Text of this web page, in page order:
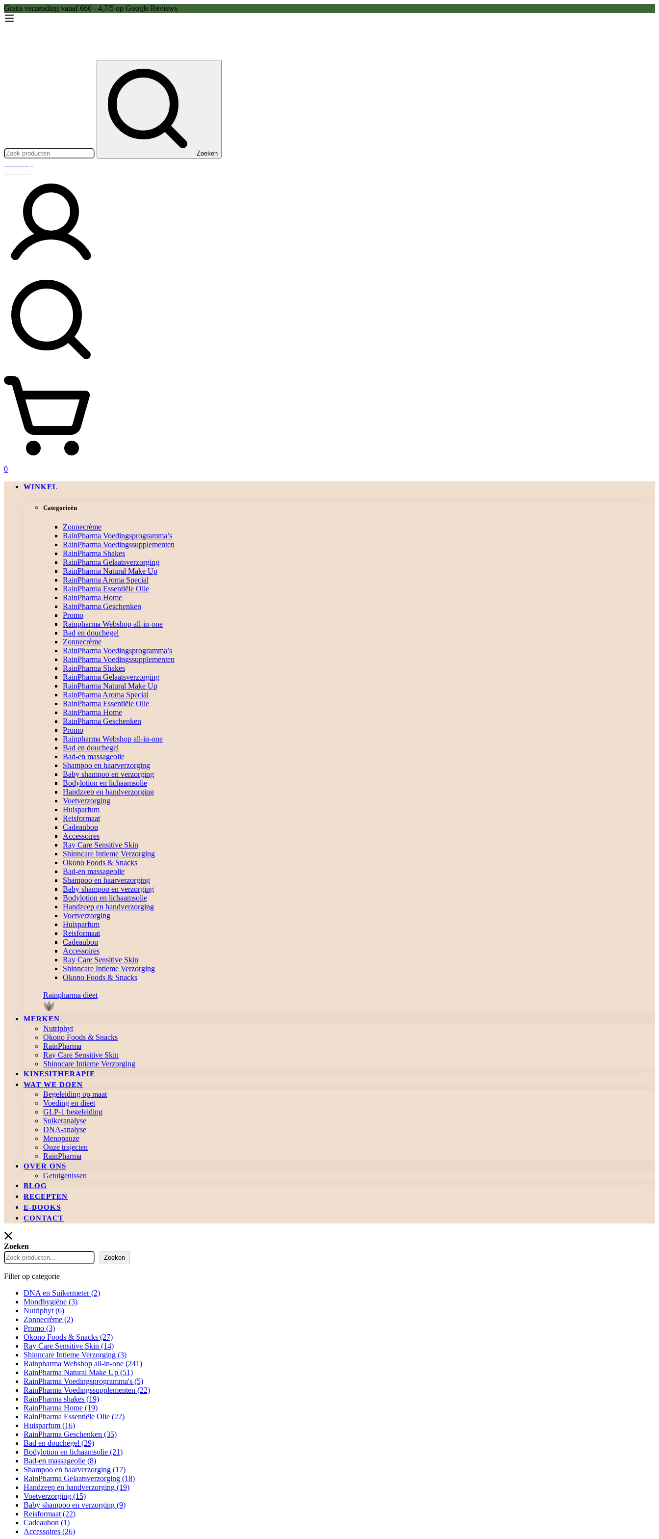
Gratis verzending vanaf €60 - 4,7/5 op Google Reviews
Zoeken
0
WINKEL
Categorieën
Zonnecrème
RainPharma Voedingsprogramma’s
RainPharma Voedingssupplementen
RainPharma Shakes
RainPharma Gelaatsverzorging
RainPharma Natural Make Up
RainPharma Aroma Special
RainPharma Essentiële Olie
RainPharma Home
RainPharma Geschenken
Promo
Rainpharma Webshop all-in-one
Bad en douchegel
Zonnecrème
RainPharma Voedingsprogramma’s
RainPharma Voedingssupplementen
RainPharma Shakes
RainPharma Gelaatsverzorging
RainPharma Natural Make Up
RainPharma Aroma Special
RainPharma Essentiële Olie
RainPharma Home
RainPharma Geschenken
Promo
Rainpharma Webshop all-in-one
Bad en douchegel
Bad-en massageolie
Shampoo en haarverzorging
Baby shampoo en verzorging
Bodylotion en lichaamsolie
Handzeep en handverzorging
Voetverzorging
Huisparfum
Reisformaat
Cadeaubon
Accessoires
Ray Care Sensitive Skin
Shinncare Intieme Verzorging
Okono Foods & Snacks
Bad-en massageolie
Shampoo en haarverzorging
Baby shampoo en verzorging
Bodylotion en lichaamsolie
Handzeep en handverzorging
Voetverzorging
Huisparfum
Reisformaat
Cadeaubon
Accessoires
Ray Care Sensitive Skin
Shinncare Intieme Verzorging
Okono Foods & Snacks
Rainpharma dieet
MERKEN
Nutriphyt
Okono Foods & Snacks
RainPharma
Ray Care Sensitive Skin
Shinncare Intieme Verzorging
KINESITHERAPIE
WAT WE DOEN
Begeleiding op maat
Voeding en dieet
GLP-1 begeleiding
Suikeranalyse
DNA-analyse
Menopauze
Onze trajecten
RainPharma
OVER ONS
Getuigenissen
BLOG
RECEPTEN
E-BOOKS
CONTACT
Zoeken
Zoeken
Filter op categorie
DNA en Suikermeter(2)
Mondhygiëne (3)
Nutriphyt (6)
Zonnecrème (2)
Promo (3)
Okono Foods & Snacks (27)
Ray Care Sensitive Skin (14)
Shinncare Intieme Verzorging (3)
Rainpharma Webshop all-in-one (241)
RainPharma Natural Make Up (51)
RainPharma Voedingsprogramma's (5)
RainPharma Voedingssupplementen (22)
RainPharma shakes (19)
RainPharma Home (19)
RainPharma Essentiële Olie (22)
Huisparfum (16)
RainPharma Geschenken (35)
Bad en douchegel (29)
Bodylotion en lichaamsolie (21)
Bad-en massageolie (8)
Shampoo en haarverzorging (17)
RainPharma Gelaatsverzorging (18)
Handzeep en handverzorging (19)
Voetverzorging (15)
Baby shampoo en verzorging (9)
Reisformaat (22)
Cadeaubon (1)
Accessoires (26)